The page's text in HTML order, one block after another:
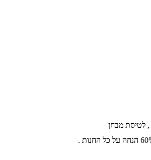
, לטיסת מבחן